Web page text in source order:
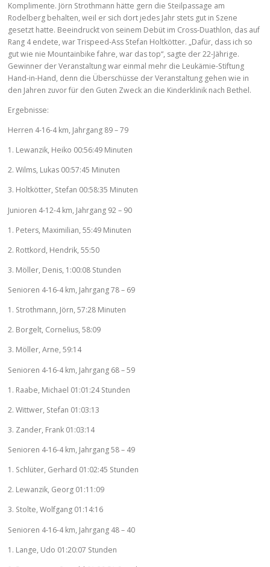
Komplimente. Jörn Strothmann hätte gern die Steilpassage am
Rodelberg behalten, weil er sich dort jedes Jahr stets gut in Szene
gesetzt hatte. Beeindruckt von seinem Debüt im Cross-Duathlon, das auf
Rang 4 endete, war Trispeed-Ass Stefan Holtkötter. „Dafür, dass ich so
gut wie nie Mountainbike fahre, war das top“, sagte der 22-Jährige.
Gewinner der Veranstaltung war einmal mehr die Leukämie-Stiftung
Hand-in-Hand, denn die Überschüsse der Veranstaltung gehen wie in
den Jahren zuvor für den Guten Zweck an die Kinderklinik nach Bethel.
Ergebnisse:
Herren 4-16-4 km, Jahrgang 89 – 79
1. Lewanzik, Heiko 00:56:49 Minuten
2. Wilms, Lukas 00:57:45 Minuten
3. Holtkötter, Stefan 00:58:35 Minuten
Junioren 4-12-4 km, Jahrgang 92 – 90
1. Peters, Maximilian, 55:49 Minuten
2. Rottkord, Hendrik, 55:50
3. Möller, Denis, 1:00:08 Stunden
Senioren 4-16-4 km, Jahrgang 78 – 69
1. Strothmann, Jörn, 57:28 Minuten
2. Borgelt, Cornelius, 58:09
3. Möller, Arne, 59:14
Senioren 4-16-4 km, Jahrgang 68 – 59
1. Raabe, Michael 01:01:24 Stunden
2. Wittwer, Stefan 01:03:13
3. Zander, Frank 01:03:14
Senioren 4-16-4 km, Jahrgang 58 – 49
1. Schlüter, Gerhard 01:02:45 Stunden
2. Lewanzik, Georg 01:11:09
3. Stolte, Wolfgang 01:14:16
Senioren 4-16-4 km, Jahrgang 48 – 40
1. Lange, Udo 01:20:07 Stunden